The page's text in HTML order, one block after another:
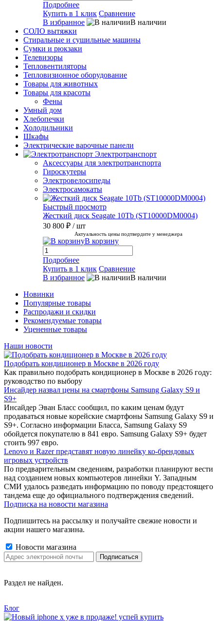
Подробнее
Купить в 1 клик Сравнение
В избранное
В наличии
СОЛО вытяжки
Стиральные и сушильные машины
Сумки и рюкзаки
Телевизоры
Тепловентиляторы
Тепловизионное оборудование
Товары для животных
Товары для красоты
Фены
Умный дом
Хлебопечки
Холодильники
Шкафы
Электрические варочные панели
Электротранспорт
Аксессуары для электротранспорта
Гироскутеры
Электровелосипеды
Электросамокаты
Быстрый просмотр
Жесткий диск Seagate 10Tb (ST10000DM0004)
30 800 ₽ / шт
Актуальность цены подтвердите у менеджера
В корзину
Подробнее
Купить в 1 клик Сравнение
В избранное
В наличии
Новинки
Популярные товары
Распродажи и скидки
Рекомендуемые товары
Уцененные товары
Наши новости
Подобрать кондиционер в Москве в 2026 году
Как правильно подобрать кондиционер в Москве в 2026 году:
руководство по выбору
Инсайдер назвал цены на смартфоны Samsung Galaxy S9 и
S9+
Инсайдер Эван Бласс сообщил, по каким ценам будут
продаваться новые корейские смартфоны Samsung Galaxy S9 и
S9+. Согласно информации Бласса, Samsung Galaxy S9
обойдется покупателю в 841 евро. Samsung Galaxy S9+ будет
стоить 997 евро.
Lenovo и Razer представят новую линейку ко-брендовых
игровых устройств
По предварительным сведениям, разработки планируют вести
над созданием новых компьютеров линейки Y. Западным
СМИ удалось разведать информацию по поводу предстоящего
тандема еще до официального подтверждения сведений.
Подписка на новости магазина
Подпишитесь на рассылку и получайте свежие новости и
акции нашего магазина.
Новости магазина
Раздел не найден.
Блог